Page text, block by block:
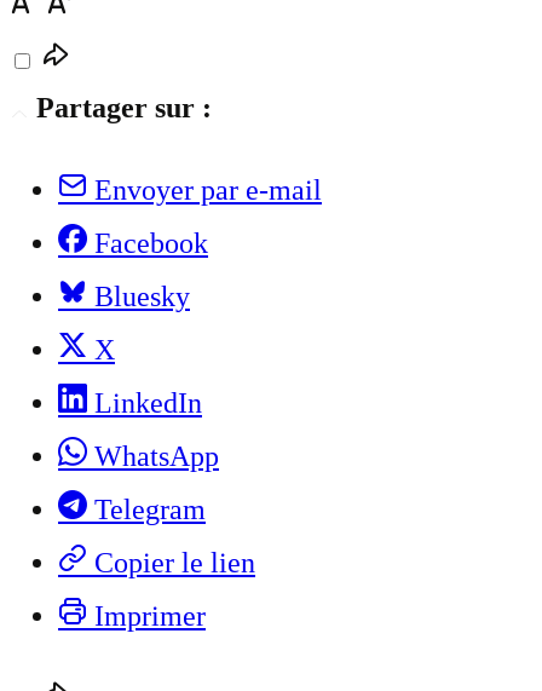
Partager sur :
Envoyer par e-mail
Facebook
Bluesky
X
LinkedIn
WhatsApp
Telegram
Copier le lien
Imprimer